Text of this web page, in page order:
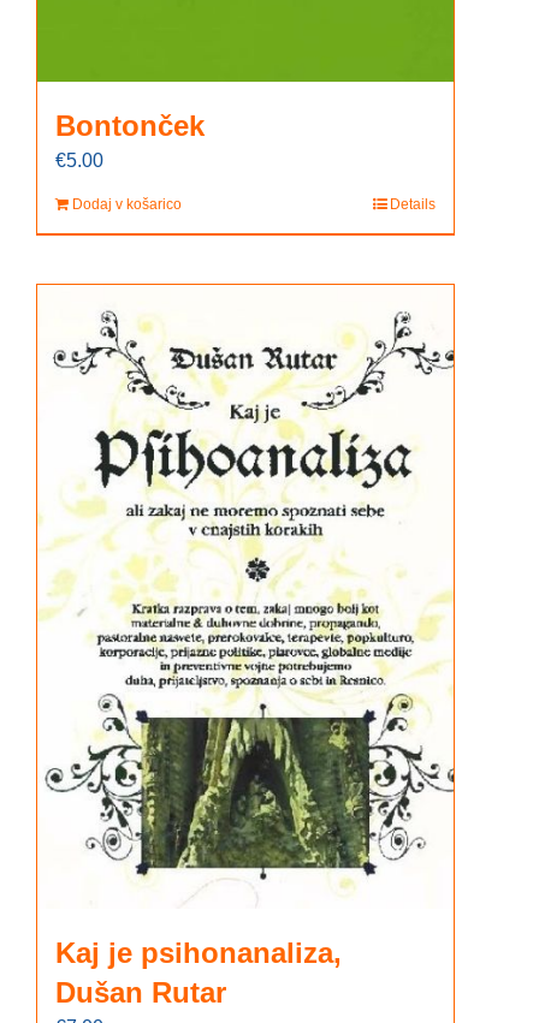
Bontonček
€5.00
Dodaj v košarico Details
Kaj je psihonanaliza,
Dušan Rutar